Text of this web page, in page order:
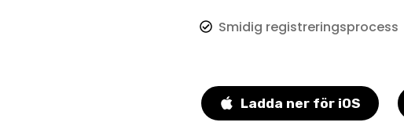
Smidig registreringsprocess
Ladda ner för iOS